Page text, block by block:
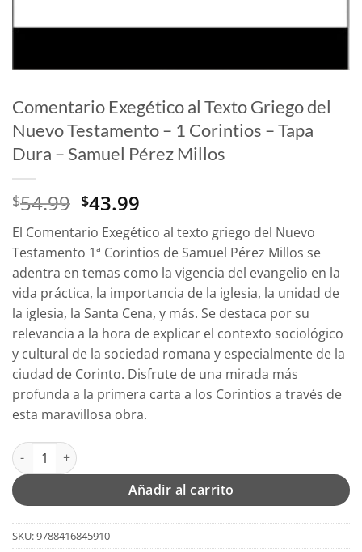
Comentario Exegético al Texto Griego del
Nuevo Testamento – 1 Corintios – Tapa
Dura – Samuel Pérez Millos
$54.99 El
precio
original
era:
$54.99.
$43.99
precio
actual
es:
$43.99.
El Comentario Exegético al texto griego del Nuevo
Testamento 1ª Corintios de Samuel Pérez Millos se
adentra en temas como la vigencia del evangelio en la
vida práctica, la importancia de la iglesia, la unidad de
la iglesia, la Santa Cena, y más. Se destaca por su
relevancia a la hora de explicar el contexto sociológico
y cultural de la sociedad romana y especialmente de la
ciudad de Corinto. Disfrute de una mirada más
profunda a la primera carta a los Corintios a través de
esta maravillosa obra.
Comentario Exegético al Texto Griego del Nuevo Testamento
Añadir al carrito
SKU:9788416845910